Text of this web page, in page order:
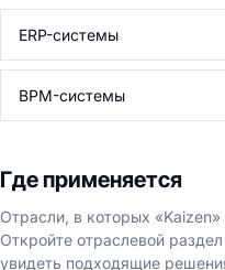
ERP-системы
BPM-системы
Где применяется
Отрасли, в которых «Kaizen»
Откройте отраслевой
увидеть подходящие